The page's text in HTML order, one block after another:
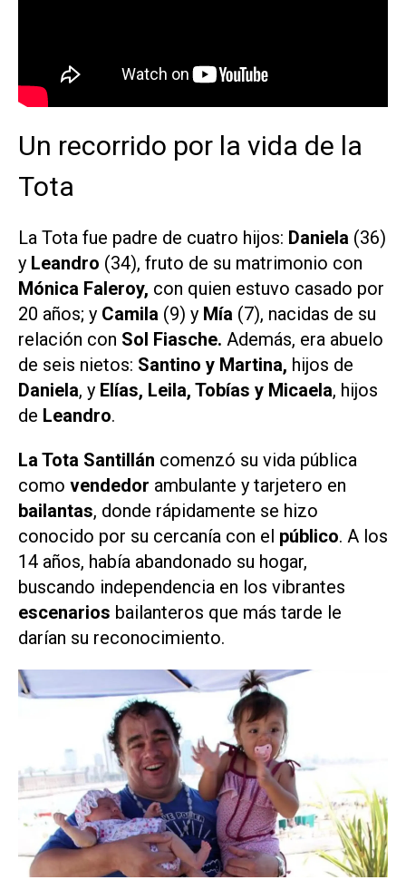
Un recorrido por la vida de la
Tota
La Tota fue padre de cuatro hijos: Daniela (36)
y Leandro (34), fruto de su matrimonio con
Mónica Faleroy, con quien estuvo casado por
20 años; y Camila (9) y Mía (7), nacidas de su
relación con Sol Fiasche. Además, era abuelo
de seis nietos: Santino y Martina, hijos de
Daniela, y Elías, Leila, Tobías y Micaela, hijos
de Leandro.
La Tota Santillán comenzó su vida pública
como vendedor ambulante y tarjetero en
bailantas, donde rápidamente se hizo
conocido por su cercanía con el público. A los
14 años, había abandonado su hogar,
buscando independencia en los vibrantes
escenarios bailanteros que más tarde le
darían su reconocimiento.